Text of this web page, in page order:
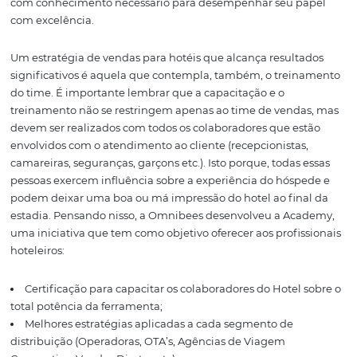
ganhando muito destaque, é uma prática comum o
estadia, após deixar um
feedback
privado para o
opinião do hóspede é importante, tanto para que o
mantenha o nível de satisfação requerido pela
possa realizar melhorias a partir da experiência do
para que futuros hóspedes possam ter segurança em
Dada a importância deste
responda com sinceridade às
perguntas a seguir:
É possível ter ideias inovadoras para hotéis sem ouvir
hóspedes?
Seu negócio realiza um acompanhamento constante